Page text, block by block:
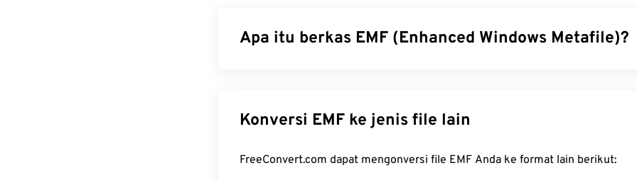
Apa itu berkas EMF (Enhanced Windows Metafile)?
bit per piksel dan independensi perangkat, EMF merupakan penyempurnaan
berkas 16-bit WMF.
Bagaimana cara membuka berkas EMF?
Konversi EMF ke jenis file lain
FreeConvert.com dapat mengonversi file EMF Anda ke format lain berikut: